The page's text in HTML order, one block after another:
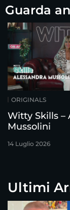
Guarda
ORIGINALS
Witty Skills –
Mussolini
14 Luglio 2026
Ultimi